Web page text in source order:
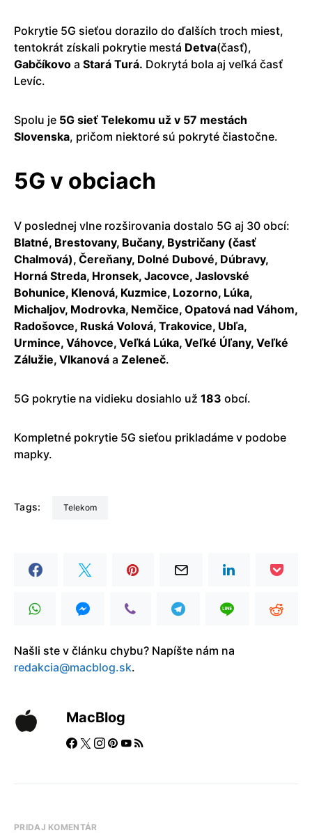
Pokrytie 5G sieťou dorazilo do ďalších troch miest,
tentokrát získali pokrytie mestá Detva(časť),
Gabčíkovo a Stará Turá. Dokrytá bola aj veľká časť
Levíc.
Spolu je 5G sieť Telekomu už v 57 mestách
Slovenska, pričom niektoré sú pokryté čiastočne.
5G v obciach
V poslednej vlne rozširovania dostalo 5G aj 30 obcí:
Blatné, Brestovany, Bučany, Bystričany (časť
Chalmová), Čereňany, Dolné Dubové, Dúbravy,
Horná Streda, Hronsek, Jacovce, Jaslovské
Bohunice, Klenová, Kuzmice, Lozorno, Lúka,
Michaljov, Modrovka, Nemčice, Opatová nad Váhom,
Radošovce, Ruská Volová, Trakovice, Ubľa,
Urmince, Váhovce, Veľká Lúka, Veľké Úľany, Veľké
Zálužie, Vlkanová a Zeleneč.
5G pokrytie na vidieku dosiahlo už 183 obcí.
Kompletné pokrytie 5G sieťou prikladáme v podobe
mapky.
Tags: Telekom
Našli ste v článku chybu? Napíšte nám na
redakcia@macblog.sk.
MacBlog
PRIDAJ KOMENTÁR